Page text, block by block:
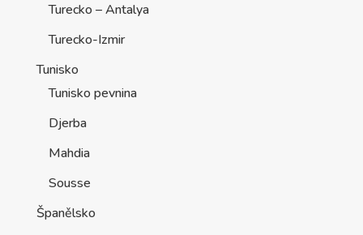
Turecko – Antalya
Turecko-Izmir
Tunisko
Tunisko pevnina
Djerba
Mahdia
Sousse
Španělsko